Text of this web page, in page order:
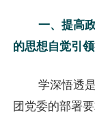
一、提高
的思想自觉引
学深悟透
团党委的部署